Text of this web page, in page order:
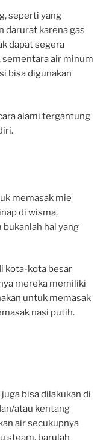
seperti yang
darurat karena gas
dapat segera
sementara air minum
bisa digunakan
alami tergantung
memasak mie
di wisma,
hal yang
kota-kota besar
mereka memiliki
untuk memasak
nasi putih.
bisa dilakukan di
atau kentang
air secukupnya
steam, barulah